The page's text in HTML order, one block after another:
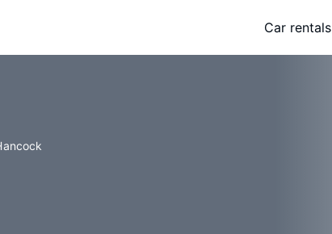
Car rentals